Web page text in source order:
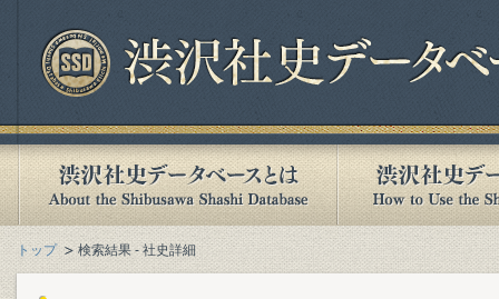
トップ 検索結果 - 社史詳細